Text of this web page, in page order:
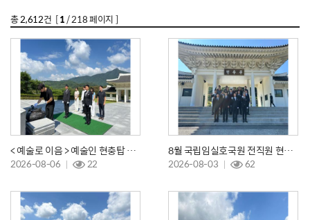
총2,612건 [1/ 218 페이지 ]
< 예술로 이음 > 예술인 현충탑 참배
2026-08-06 22
8월 국립임실호국원 전직원 현충탑 참배
2026-08-03 62